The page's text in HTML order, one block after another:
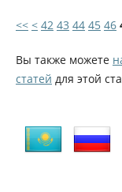
<< < 42 43 44 45 46
Вы также можете
статей для этой